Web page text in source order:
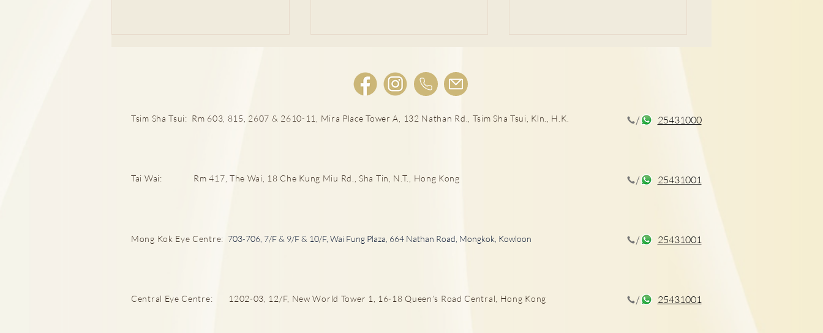
宮外孕症狀及治療
Tsim Sha Tsui: Rm 603, 815, 2607 & 2610-11, Mira Place Tower A, 132 Nathan Rd., Tsim Sha Tsui, Kln., H.K. 25431000
Tai Wai: Rm 417, The Wai, 18 Che Kung Miu Rd., Sha Tin, N.T., Hong Kong 25431001
Mong Kok Eye Centre: 703-706, 7/F & 9/F & 10/F, Wai Fung Plaza, 664 Nathan Road, Mongkok, Kowloon 25431001
Central Eye Centre: 1202-03, 12/F, New World Tower 1, 16-18 Queen’s Road Central, Hong Kong 25431001